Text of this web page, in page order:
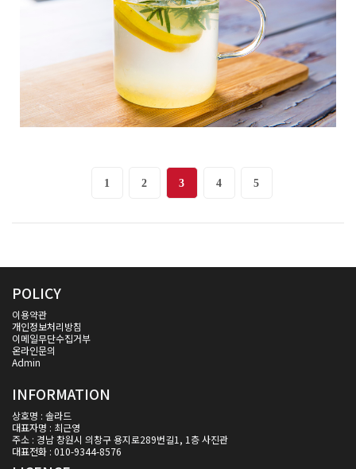
1 2 3 4 5
POLICY
이용약관
개인정보처리방침
이메일무단수집거부
온라인문의
Admin
INFORMATION
상호명 : 솔라드
대표자명 : 최근영
주소 : 경남 창원시 의창구 용지로289번길1, 1층 사진관
대표전화 : 010-9344-8576